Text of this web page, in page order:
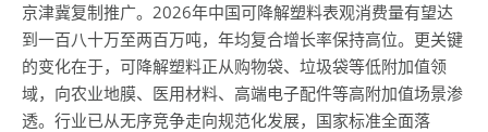
京津冀复制推广。2026年中国可降解塑料表观消费量有望达
到一百八十万至两百万吨，年均复合增长率保持高位。更关键
的变化在于，可降解塑料正从购物袋、垃圾袋等低附加值领
域，向农业地膜、医用材料、高端电子配件等高附加值场景渗
透。行业已从无序竞争走向规范化发展，国家标准全面落